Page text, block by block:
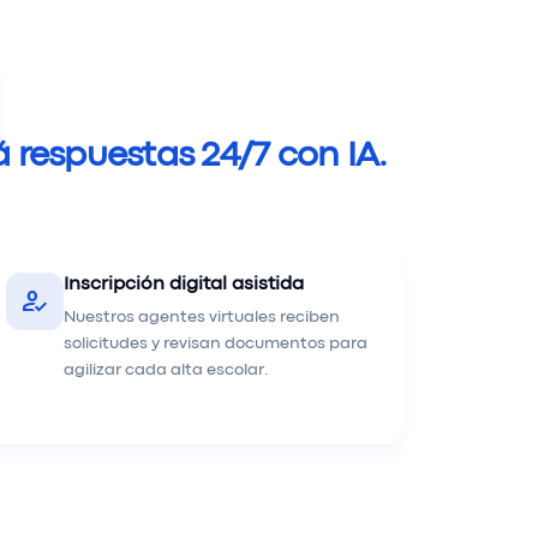
24/7 con IA.
how_to_reg Inscripción digital asistida
Nuestros agentes virtuales reciben
solicitudes y revisan documentos para
agilizar cada alta escolar.